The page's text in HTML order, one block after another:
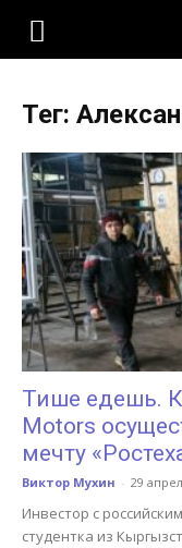
KLOOP.KG
Новости
Кыргызстана
Тег:
Тише едешь.
Motors
мечту
Виктор Мухин - 29
Инвестор с
студентка из